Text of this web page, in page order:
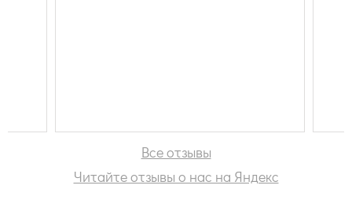
Все отзывы
Читайте отзывы о нас на Яндекс